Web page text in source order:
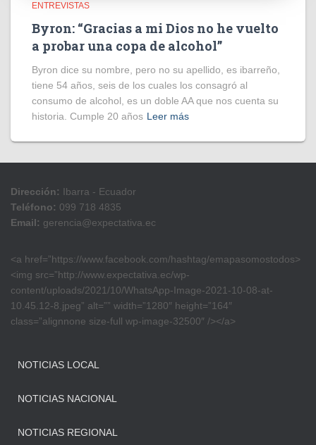
ENTREVISTAS
Byron: “Gracias a mi Dios no he vuelto
a probar una copa de alcohol”
Byron dice su nombre, pero no su apellido, es ibarreño,
tiene 54 años, seis de los cuales los consagró al
consumo de alcohol, es un doble AA que nos cuenta su
historia. Cumple 20 años Leer más
Dirección: Ibarra - Ecuador
Teléfono: 099 718 4835
Email: gerencia@expectativa.ec
<a href=”https://www.facebook.com/hashtag/emapasomostodos>
<img src=”http://www.expectativa.ec/wp-
content/uploads/2021/10/WhatsApp-Image-2021-10-08-at-
10.45.12-8.jpeg” alt=”” width=”1280″ height=”164″
class=”alignnone size-full wp-image-32500″ /></a>
NOTICIAS LOCAL
NOTICIAS NACIONAL
NOTICIAS REGIONAL